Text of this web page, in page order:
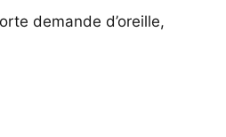
demande d’oreille,